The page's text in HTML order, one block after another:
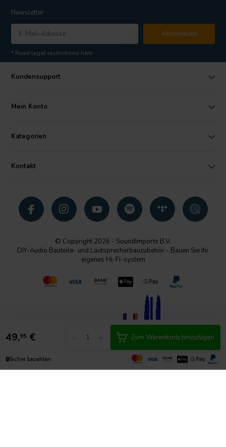
49,95 € Zum Warenkorb hinzufügen
🔒Sicher bezahlen
Newsletter
Abonnieren
* Read legal restrictions here
Kundensupport
Mein Konto
Kategorien
Kontakt
© Copyright 2026 - SoundImports B.V.
DIY-Audio Bauteile- und Lautsprecherbauzubehör - Bauen Sie Ihr
eigenes Hi-Fi-system